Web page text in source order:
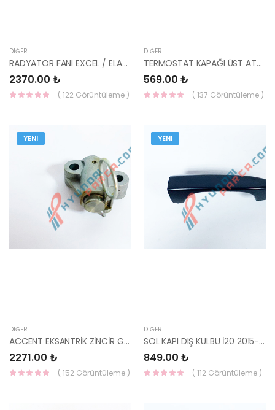
DIĞER
RADYATOR FANI EXCEL / ELANTRA 91- 25231-24000-HMC
2370.00 ₺
( 122 Görüntüleme )
DIĞER
TERMOSTAT KAPAĞI ÜST ATOZ 25632-02501-HMC
569.00 ₺
( 137 Görüntüleme )
YENI
DIĞER
ACCENT EKSANTRİK ZİNCİR GERGİSİ ERA/GETZ/İ20/İ30/BLUE/ DİZEL ALT 24370-2A000-YS
2271.00 ₺
( 152 Görüntüleme )
YENI
DIĞER
SOL KAPI DIŞ KULBU İ20 2015- 82651-C8050-HMC
849.00 ₺
( 112 Görüntüleme )